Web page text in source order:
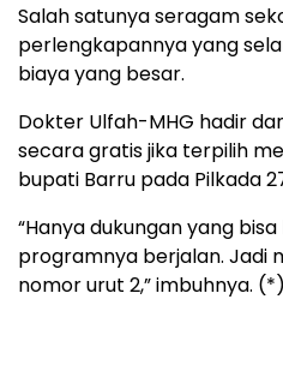
Salah satunya seragam
perlengkapannya yang
biaya yang besar.
Dokter Ulfah-MHG hadir
secara gratis jika terpilih
bupati Barru pada Pilkada
“Hanya dukungan yang
programnya berjalan. Jadi
nomor urut 2,” imbuhnya. (*)